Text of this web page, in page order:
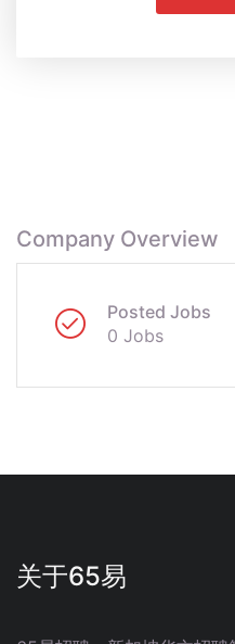
Company Overview
Posted Jobs
0 Jobs
关于65易